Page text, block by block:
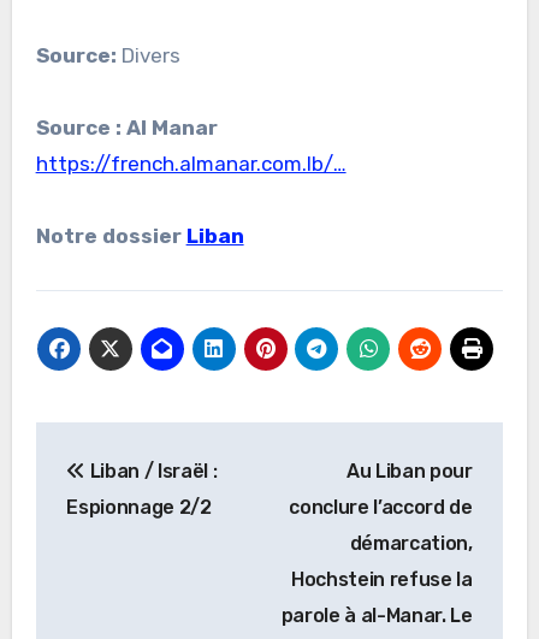
Source: Divers
Source : Al Manar
https://french.almanar.com.lb/…
Notre dossier Liban
de
Liban / Israël :
Espionnage 2/2
Au Liban pour
conclure l’accord de
démarcation,
Hochstein refuse la
parole à al-Manar. Le